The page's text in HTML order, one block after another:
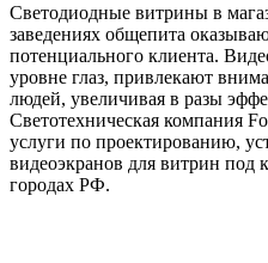
Светодиодные витрины в
заведениях общепита
потенциального клиента.
уровне глаз, привлекают
людей, увеличивая в разы
Светотехническая компания
услуги по проектированию,
видеоэкранов для витрин под
городах РФ.